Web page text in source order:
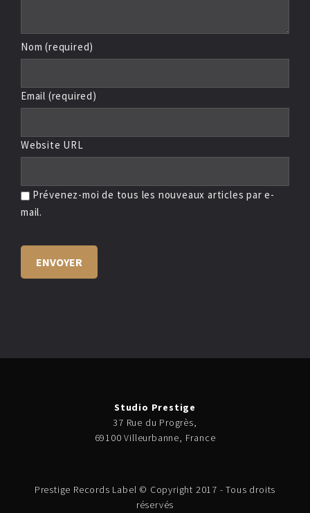
Nom (required)
Email (required)
Website URL
Prévenez-moi de tous les nouveaux articles par e-
mail.
Studio Prestige
37 Rue du Progrès,
69100 Villeurbanne, France
Prestige Records Label © Copyright 2017 - Tous droits
réservés